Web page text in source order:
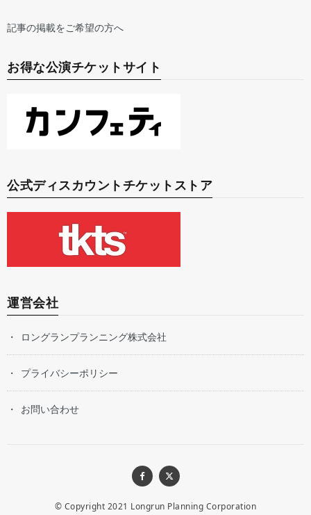
記事の掲載をご希望の方へ
お得な公演チケットサイト
公式ディスカウントチケットストア
運営会社
ロングランプランニング株式会社
プライバシーポリシー
お問い合わせ
© Copyright 2021 Longrun Planning Corporation